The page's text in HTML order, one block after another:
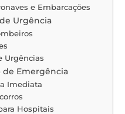
e Embarcações
Urgência
Urgências
Emergência
Imediata
Hospitais